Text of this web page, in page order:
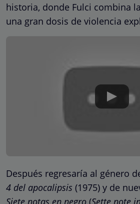
historia, donde Fulci combina
una gran dosis de violencia
Después regresaría al género
4 del apocalipsis (1975) y de
Siete notas en negro (Sette note